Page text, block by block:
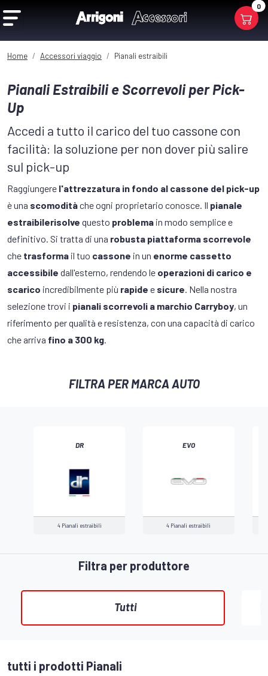
0
Home Accessori viaggio Pianali estraibili
Pianali Estraibili e Scorrevoli per Pick-
Up
Accedi a tutto il carico del tuo cassone con
facilità: la soluzione per non dover più salire
sul pick-up
Raggiungere l'attrezzatura in fondo al cassone del pick-up
è una scomoditàche ogni proprietario conosce. Il pianale
estraibilerisolve questo problema in modo semplice e
definitivo. Si tratta di una robusta piattaforma scorrevole
che trasforma il tuo cassone in un enorme cassetto
accessibile dall'esterno, rendendo le operazioni di carico e
scarico incredibilmente più rapide e sicure. Nella nostra
selezione trovi i pianali scorrevoli a marchio Carryboy, un
riferimento per qualità e resistenza, con una capacità di carico
che arriva fino a 300 kg.
FILTRA PER MARCA AUTO
DR
4 Pianali estraibili
EVO
4 Pianali estraibili
Filtra per produttore
Tutti
tutti i prodotti Pianali